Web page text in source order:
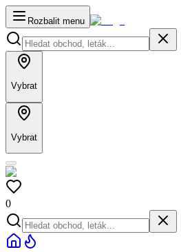
Rozbalit menu
Vybrat
Vybrat
0